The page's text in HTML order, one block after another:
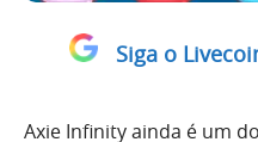
Siga o
Axie Infinity ainda é um